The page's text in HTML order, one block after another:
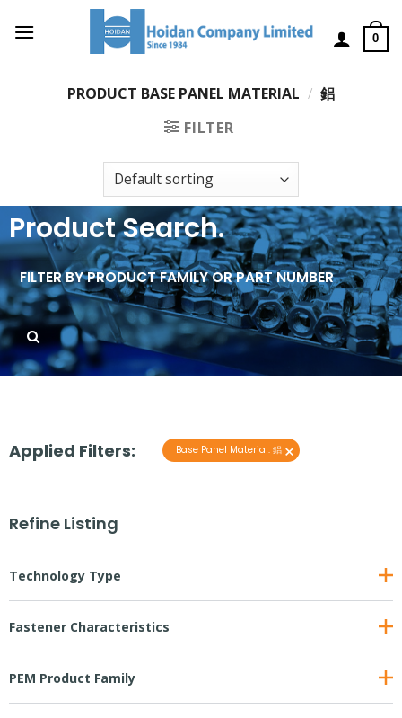
0
PRODUCT BASE PANEL MATERIAL / 鋁
FILTER
Product Search.
Applied Filters: Base Panel Material: 鋁 ×
Refine Listing
Technology Type
Fastener Characteristics
PEM Product Family